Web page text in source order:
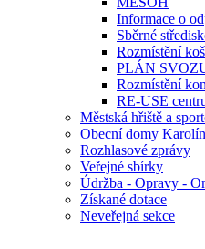
Informace o
Sběrné
Rozmístění
PLÁN
Rozmístění
RE-USE
Městská hřiště a
Obecní domy
Rozhlasové zprávy
Veřejné sbírky
Údržba - Opravy -
Získané dotace
Neveřejná sekce